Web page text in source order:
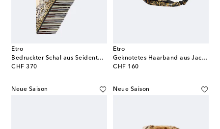
Etro
Bedruckter Schal aus Seidentwill
CHF 370
original price
Etro
Geknotetes Haarband aus Jacquard
CHF 160
original price
Neue Saison Neue Saison